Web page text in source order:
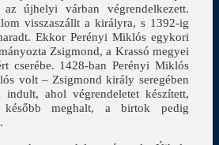
újhelyi várban végrendelkezett.
visszaszállt a királyra, s 1392-ig
Ekkor Perényi Miklós egykori
Zsigmond, a Krassó megyei
cserébe. 1428-ban Perényi Miklós
volt – Zsigmond király seregében
indult, ahol végrendeletet készített,
meghalt, a birtok pedig